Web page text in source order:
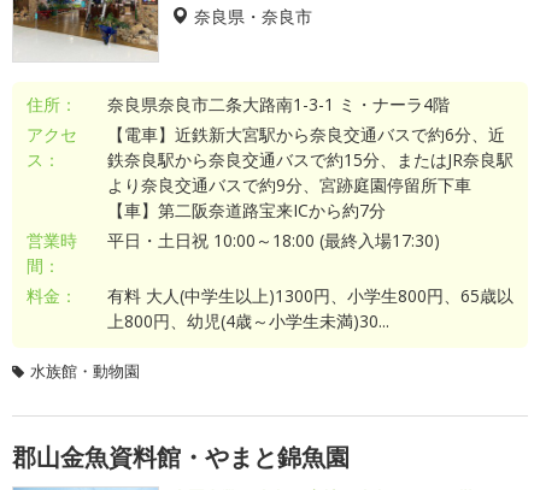
奈良県・奈良市
住所：
奈良県奈良市二条大路南1-3-1 ミ・ナーラ4階
アクセ
ス：
【電車】近鉄新大宮駅から奈良交通バスで約6分、近
鉄奈良駅から奈良交通バスで約15分、またはJR奈良駅
より奈良交通バスで約9分、宮跡庭園停留所下車
【車】第二阪奈道路宝来ICから約7分
営業時
間：
平日・土日祝 10:00～18:00 (最終入場17:30)
料金：
有料 大人(中学生以上)1300円、小学生800円、65歳以
上800円、幼児(4歳～小学生未満)30...
水族館・動物園
郡山金魚資料館・やまと錦魚園